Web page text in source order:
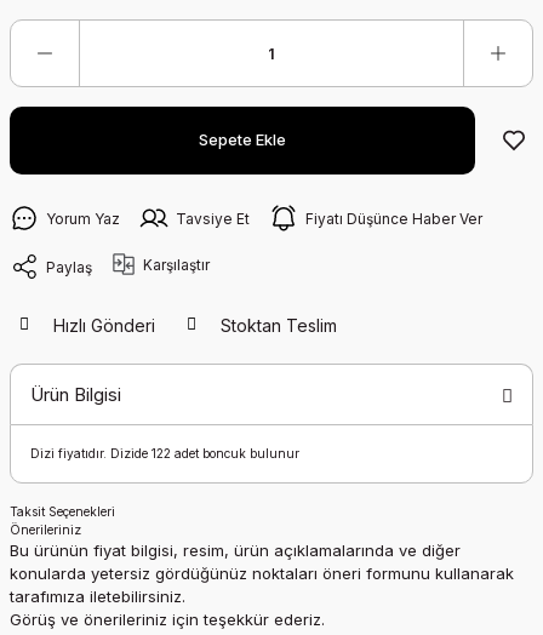
Sepete Ekle
Yorum Yaz Tavsiye Et Fiyatı Düşünce Haber Ver
Paylaş Karşılaştır
Hızlı Gönderi Stoktan Teslim
Ürün Bilgisi
Dizi fiyatıdır. Dizide 122 adet boncuk bulunur
Taksit Seçenekleri
Önerileriniz
Bu ürünün fiyat bilgisi, resim, ürün açıklamalarında ve diğer
konularda yetersiz gördüğünüz noktaları öneri formunu kullanarak
tarafımıza iletebilirsiniz.
Görüş ve önerileriniz için teşekkür ederiz.